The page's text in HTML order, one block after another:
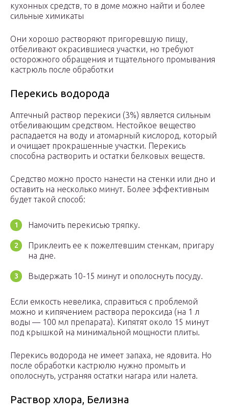
кухонных средств, то в доме можно найти и более
сильные химикаты
Они хорошо растворяют пригоревшую пищу,
отбеливают окрасившиеся участки, но требуют
осторожного обращения и тщательного промывания
кастрюль после обработки
Перекись водорода
Аптечный раствор перекиси (3%) является сильным
отбеливающим средством. Нестойкое вещество
распадается на воду и атомарный кислород, который
и очищает прокрашенные участки. Перекись
способна растворить и остатки белковых веществ.
Средство можно просто нанести на стенки или дно и
оставить на несколько минут. Более эффективным
будет такой способ:
Намочить перекисью тряпку.
Приклеить ее к пожелтевшим стенкам, пригару
на дне.
Выдержать 10-15 минут и ополоснуть посуду.
Если емкость невелика, справиться с проблемой
можно и кипячением раствора пероксида (на 1 л
воды — 100 мл препарата). Кипятят около 15 минут
под крышкой на минимальной мощности плиты.
Перекись водорода не имеет запаха, не ядовита. Но
после обработки кастрюлю нужно промыть и
ополоснуть, устраняя остатки нагара или налета.
Раствор хлора, Белизна